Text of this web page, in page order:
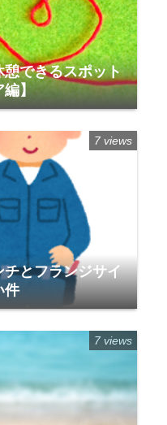
できるスポット
編】
とフランジサイ
件
7 views
7 views